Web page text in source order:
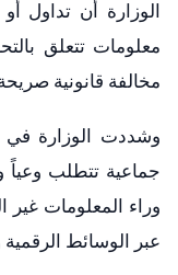
الوزارة أن تداول
معلومات تتعلق
مخالفة قانونية
​وشددت الوزارة في
جماعية تتطلب وعياً
وراء المعلومات غير
عبر الوسائط